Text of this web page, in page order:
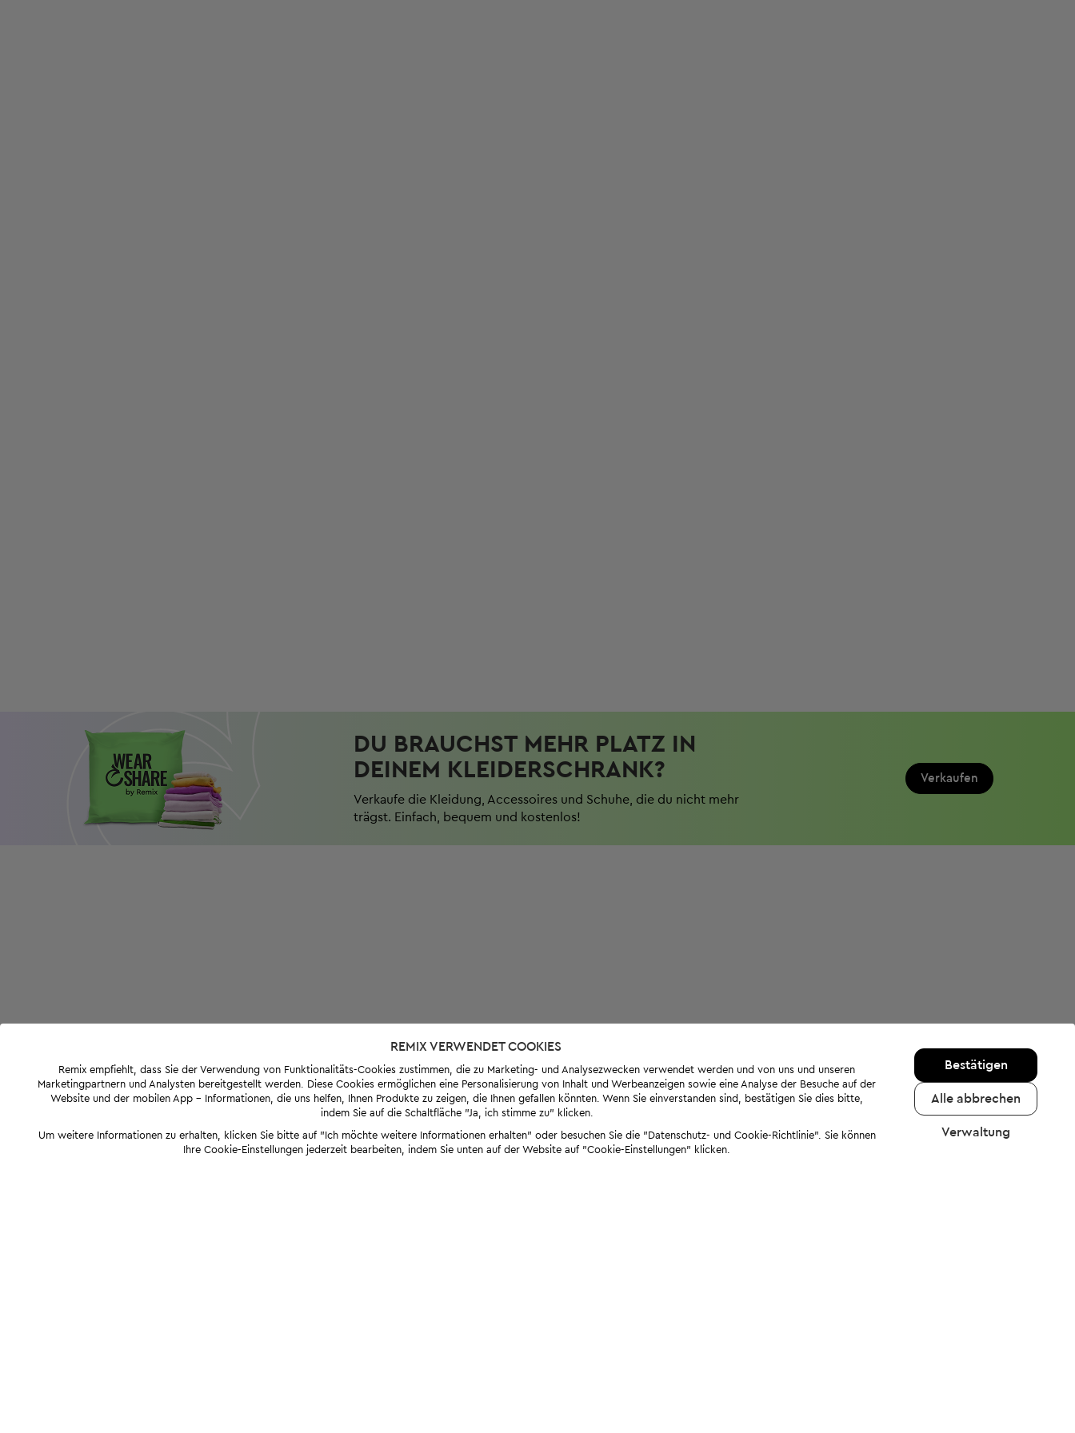
DU BRAUCHST MEHR PLATZ IN
DEINEM KLEIDERSCHRANK?
Verkaufe die Kleidung, Accessoires und Schuhe, die du nicht mehr
trägst. Einfach, bequem und kostenlos!
Verkaufen
REMIX VERWENDET COOKIES
Remix empfiehlt, dass Sie der Verwendung von Funktionalitäts-Cookies zustimmen, die zu Marketing- und Analysezwecken verwendet werden und von uns und unseren
Marketingpartnern und Analysten bereitgestellt werden. Diese Cookies ermöglichen eine Personalisierung von Inhalt und Werbeanzeigen sowie eine Analyse der Besuche auf der
Website und der mobilen App - Informationen, die uns helfen, Ihnen Produkte zu zeigen, die Ihnen gefallen könnten. Wenn Sie einverstanden sind, bestätigen Sie dies bitte,
indem Sie auf die Schaltfläche "Ja, ich stimme zu" klicken.
Um weitere Informationen zu erhalten, klicken Sie bitte auf "Ich möchte weitere Informationen erhalten" oder besuchen Sie die "Datenschutz- und Cookie-Richtlinie". Sie können
Ihre Cookie-Einstellungen jederzeit bearbeiten, indem Sie unten auf der Website auf "Cookie-Einstellungen" klicken.
Bestätigen
Alle abbrechen
Verwaltung